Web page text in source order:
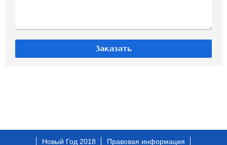
Новый Год 2018 Правовая информация